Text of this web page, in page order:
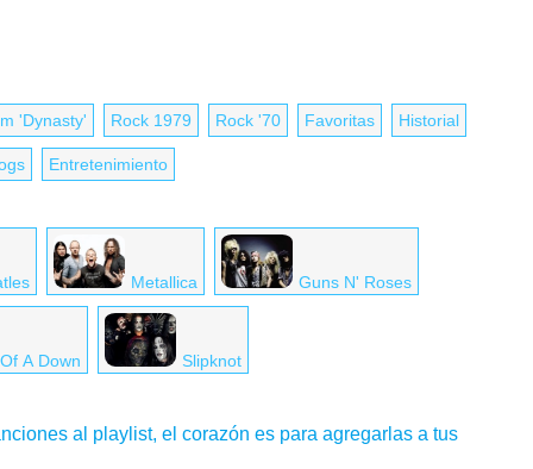
'Dynasty' Rock 1979 Rock '70 Favoritas Historial
Entretenimiento
Metallica Guns N' Roses
A Down Slipknot
al playlist, el corazón es para agregarlas a tus